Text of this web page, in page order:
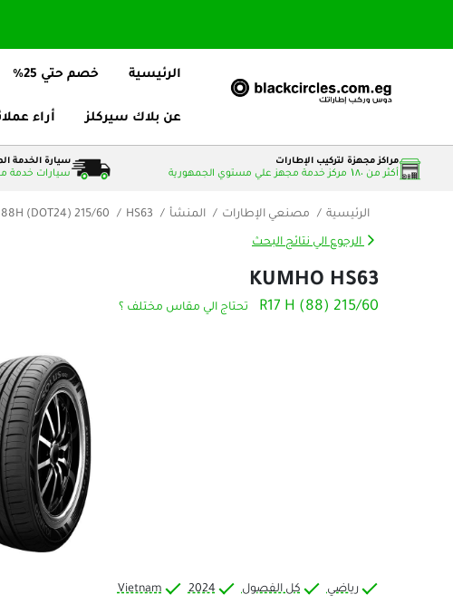
الرئيسية خصم حتي 25%
عن بلاك سيركلز أراء
مراكز مجهزة لتركيب الإطارات
أكثر من ۱٨٠ مركز خدمة مجهز علي مستوي الجمهورية
سيارة الخدمة
سيارات خدمة
الرئيسية مصنعي الإطارات المنشأ HS63
215/60 R17 88H (DOT24)
الرجوع الي نتائج البحث
KUMHO HS63
215/60 R17 H (88) تحتاج الي مقاس مختلف ؟
رياضي كل الفصول 2024
Vietnam